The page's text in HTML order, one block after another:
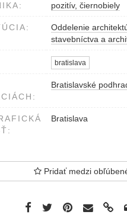
pozitív, čiernobiely
Oddelenie
stavebníctva a
bratislava
Bratislavské
Bratislava
Pridať medzi